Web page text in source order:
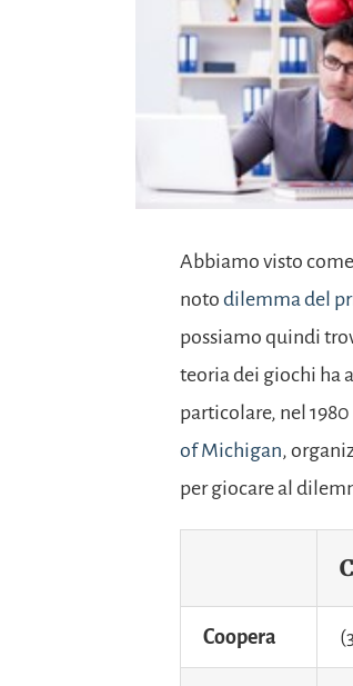
Abbiamo visto come
noto dilemma del
possiamo quindi
teoria dei giochi ha
particolare, nel 1980
of Michigan,
per giocare al
Coopera